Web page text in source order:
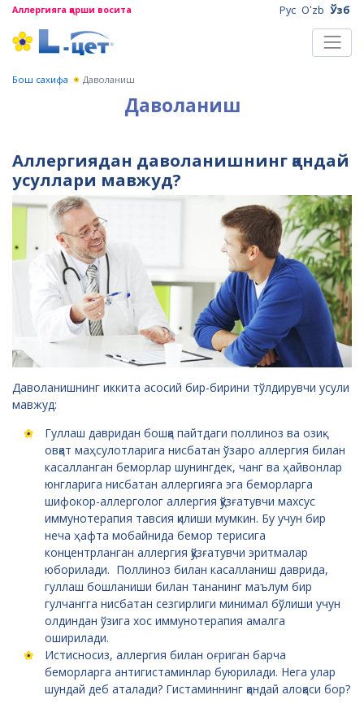
Аллергияга қарши восита Рус Oʻzb Ўзб
Бош сахифа Даволаниш
Даволаниш
Аллергиядан даволанишнинг қандай
усуллари мавжуд?
Даволанишнинг иккита асосий бир-бирини тўлдирувчи усули
мавжуд:
Гуллаш давридан бошқа пайтдаги поллиноз ва озиқ-
овқат маҳсулотларига нисбатан ўзаро аллергия билан
касалланган беморлар шунингдек, чанг ва ҳайвонлар
юнгларига нисбатан аллергияга эга беморларга
шифокор-аллерголог аллергия қўзғатувчи махсус
иммунотерапия тавсия қилиши мумкин. Бу учун бир
неча ҳафта мобайнида бемор терисига
концентрланган аллергия қўзғатувчи эритмалар
юборилади. Поллиноз билан касалланиш даврида,
гуллаш бошланиши билан тананинг маълум бир
гулчангга нисбатан сезгирлиги минимал бўлиши учун
олдиндан ўзига хос иммунотерапия амалга
оширилади.
Истисносиз, аллергия билан оғриган барча
беморларга антигистаминлар буюрилади. Нега улар
шундай деб аталади? Гистаминнинг қандай алоқаси бор?